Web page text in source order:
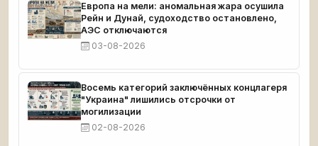
Европа на мели: аномальная жара осушила
Рейн и Дунай, судоходство остановлено,
АЭС отключаются
03-08-2026
Восемь категорий заключённых концлагеря
"Украина" лишились отсрочки от
могилизации
02-08-2026